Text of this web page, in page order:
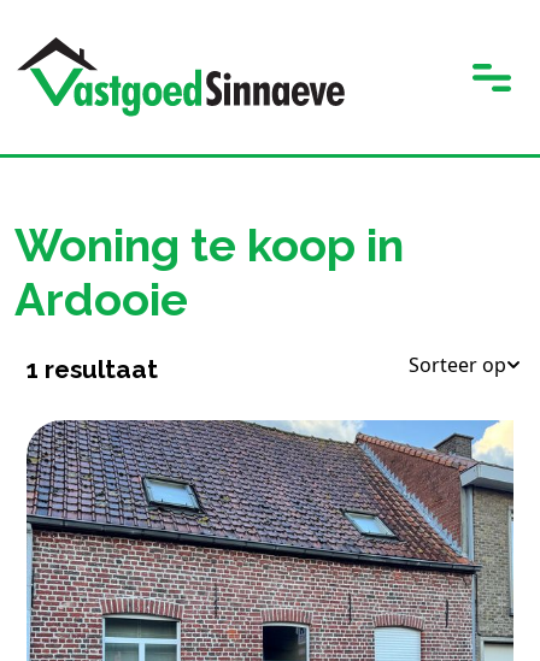
Woning te koop in
Ardooie
1 resultaat Sorteer op
4 159 m² 1 407 m²